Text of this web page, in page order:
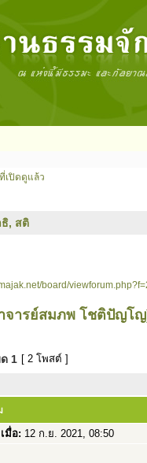
เปิดดูแล้ว
, สติ
board/
จารย์สมภพ โชติปัญโ
1 [ 2 โพสต์ ]
เมื่อ: 12 ก.ย. 2021, 08:50